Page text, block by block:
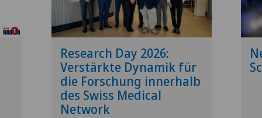
Research Day 2026:
Verstärkte Dynamik für
die Forschung innerhalb
des Swiss Medical
Network